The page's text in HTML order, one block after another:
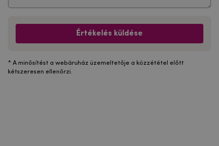
Értékelés küldése
* A minősítést a webáruház üzemeltetője a közzététel előtt
kétszeresen ellenőrzi.